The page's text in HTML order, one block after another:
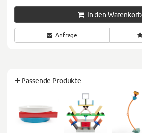
In den Warenkorb
Anfrage
Passende Produkte